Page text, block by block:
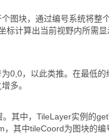
图块，通过编号系统将整
计算出当前视野内所需
0,0，以此类推。在最低
多。
其中，TileLayer实例的
其中tileCoord为图块的